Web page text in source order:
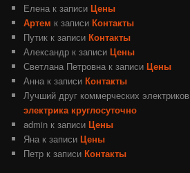
Елена к записиЦены
Артем к записиКонтакты
Путик к записиКонтакты
Александр к записиЦены
Светлана Петровна к записиЦены
Анна к записиКонтакты
Лучший друг коммерческих электриков
электрика круглосуточно
admin к записиЦены
Яна к записиЦены
Петр к записиКонтакты